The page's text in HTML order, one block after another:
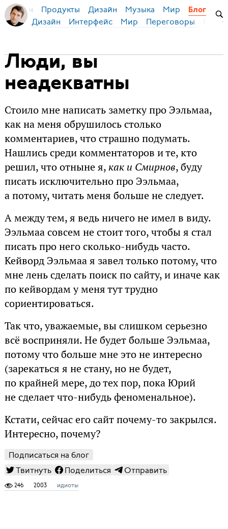
Бирман Продукты Дизайн Музыка Мир Блог
Дизайн Интерфейс Мир Переговоры
Люди, вы
неадекватны
Стоило мне написать заметку про Ээльмаа,
как на меня обрушилось столько
комментариев, что страшно подумать.
Нашлись среди комментаторов и те, кто
решил, что отныне я, как и Смирнов, буду
писать исключительно про Ээльмаа,
а потому, читать меня больше не следует.
А между тем, я ведь ничего не имел в виду.
Ээльмаа совсем не стоит того, чтобы я стал
писать про него сколько-нибудь часто.
Кейворд Ээльмаа я завел только потому, что
мне лень сделать поиск по сайту, и иначе как
по кейвордам у меня тут трудно
сориентироваться.
Так что, уважаемые, вы слишком серьезно
всё восприняли. Не будет больше Ээльмаа,
потому что больше мне это не интересно
(зарекаться я не стану, но не будет,
по крайней мере, до тех пор, пока Юрий
не сделает что-нибудь феноменальное).
Кстати, сейчас его сайт почему-то закрылся.
Интересно, почему?
Подписаться на блог
Твитнуть
Поделиться Отправить
246 2003 идиоты